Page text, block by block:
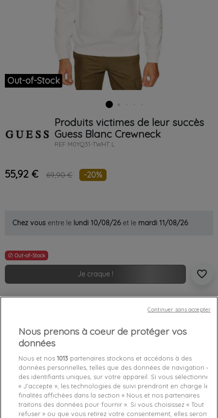
Out-of-Stock
Produits victimes de leur succès
Guess Blanc Crewneck
REF M0YQ31-TWHT L
55,92 € 69,90 € -20%
Chez vous entre le lundi 10/08/26et le mardi 11/08/26
 Out-of-Stock
Je craque ! favorite_border
Détails du produit Fabriquant
Référence M0YQ31-TWHT L
Nous prenons à coeur de protéger vos
données
Nous et nos1013 partenaires stockons et accédons à des
données personnelles, telles que des données de navigation ou
des identifiants uniques, sur votre appareil. Si vous sélectionnez
« J’accepte », les technologies de suivi prendront en charge les
finalités affichées dans la section « Nous et nos partenaires
traitons des données pour fournir ». Si vous choisissez « Tout
refuser » ou que vous retirez votre consentement, elles seront
Continuer sans accepter